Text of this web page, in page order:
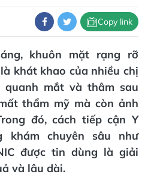
Copy link
khuôn mặt rạng rỡ
khát khao của nhiều chị
quanh mắt và thâm sau
thẩm mỹ mà còn ảnh
đó, cách tiếp cận Y
khám chuyên sâu như
được tin dùng là giải
và lâu dài.